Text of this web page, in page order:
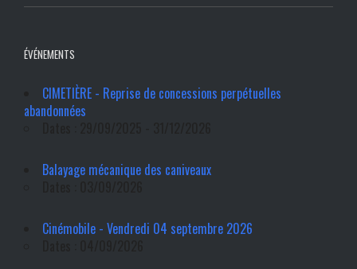
ÉVÉNEMENTS
CIMETIÈRE - Reprise de concessions perpétuelles
abandonnées
Balayage mécanique des caniveaux
Cinémobile - Vendredi 04 septembre 2026